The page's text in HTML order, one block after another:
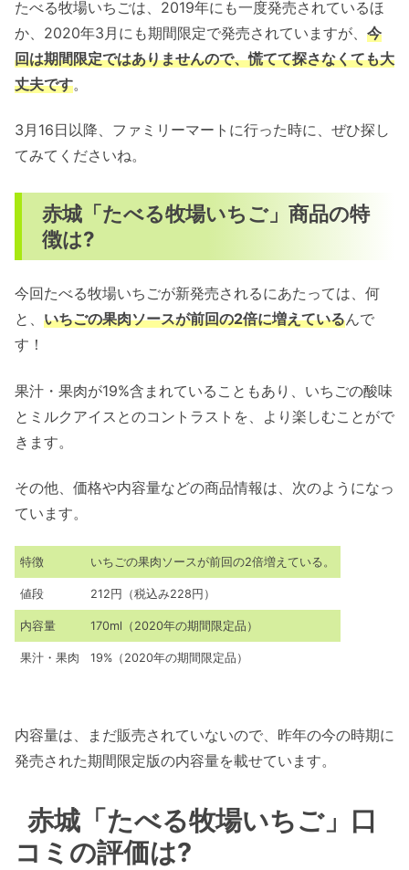
たべる牧場いちごは、2019年にも一度発売されているほ
か、2020年3月にも期間限定で発売されていますが、 今
回は期間限定ではありませんので、慌てて探さなくても大
丈夫です。
3月16日以降、ファミリーマートに行った時に、ぜひ探し
てみてくださいね。
赤城「たべる牧場いちご」商品の特
徴は?
今回たべる牧場いちごが新発売されるにあたっては、何
と、 いちごの果肉ソースが前回の2倍に増えているんで
す！
果汁・果肉が19%含まれていることもあり、いちごの酸味
とミルクアイスとのコントラストを、より楽しむことがで
きます。
その他、価格や内容量などの商品情報は、次のようになっ
ています。
特徴 いちごの果肉ソースが前回の2倍増えている。
値段 212円（税込み228円）
内容量 170ml（2020年の期間限定品）
果汁・果肉 19%（2020年の期間限定品）
内容量は、まだ販売されていないので、昨年の今の時期に
発売された期間限定版の内容量を載せています。
赤城「たべる牧場いちご」口
コミの評価は?